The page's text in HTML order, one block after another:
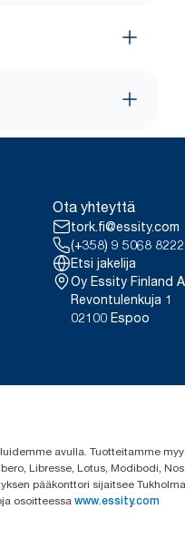
Ota yhteyttä
tork.fi@essity.com
(+358) 9 5068 8222
Etsi jakelija
Oy Essity Finland
Revontulenkuja 1
02100 Espoo
avulla. Tuotteitamme
Libresse, Lotus, Modibodi,
pääkonttori sijaitsee
osoitteessa www.essity.com